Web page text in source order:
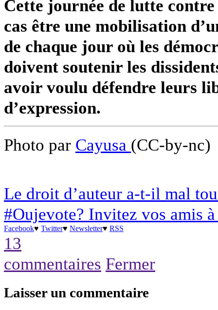
Cette journée de lutte
cas être une mobilisation
de chaque jour où les
doivent soutenir les
avoir voulu défendre leurs
d’expression.
Photo par Cayusa (CC-by-nc)
Le droit d’auteur a-t-il mal
#Oujevote? Invitez vos amis
Facebook♥ Twitter♥ Newsletter♥ RSS
13
commentaires Fermer
Laisser un commentaire